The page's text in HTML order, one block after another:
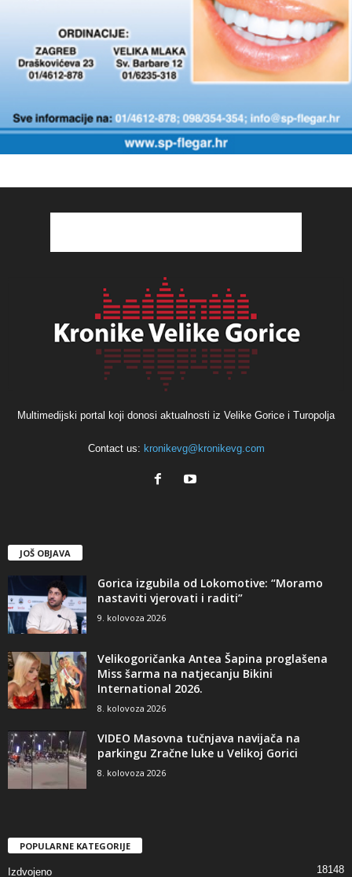
Multimedijski portal koji donosi aktualnosti iz Velike Gorice i Turopolja
Contact us: kronikevg@kronikevg.com
JOŠ OBJAVA
Gorica izgubila od Lokomotive: “Moramo
nastaviti vjerovati i raditi”
9. kolovoza 2026
Velikogoričanka Antea Šapina proglašena
Miss šarma na natjecanju Bikini
International 2026.
8. kolovoza 2026
VIDEO Masovna tučnjava navijača na
parkingu Zračne luke u Velikoj Gorici
8. kolovoza 2026
POPULARNE KATEGORIJE
Izdvojeno 18148